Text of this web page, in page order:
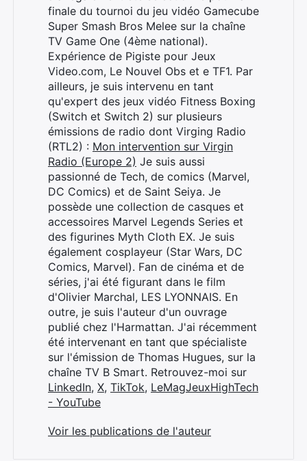
finale du tournoi du jeu vidéo Gamecube
Super Smash Bros Melee sur la chaîne
TV Game One (4ème national).
Expérience de Pigiste pour Jeux
Video.com, Le Nouvel Obs et e TF1. Par
ailleurs, je suis intervenu en tant
qu'expert des jeux vidéo Fitness Boxing
(Switch et Switch 2) sur plusieurs
émissions de radio dont Virging Radio
(RTL2) : Mon intervention sur Virgin
Radio (Europe 2) Je suis aussi
passionné de Tech, de comics (Marvel,
DC Comics) et de Saint Seiya. Je
possède une collection de casques et
accessoires Marvel Legends Series et
des figurines Myth Cloth EX. Je suis
également cosplayeur (Star Wars, DC
Comics, Marvel). Fan de cinéma et de
séries, j'ai été figurant dans le film
d'Olivier Marchal, LES LYONNAIS. En
outre, je suis l'auteur d'un ouvrage
publié chez l'Harmattan. J'ai récemment
été intervenant en tant que spécialiste
sur l'émission de Thomas Hugues, sur la
chaîne TV B Smart. Retrouvez-moi sur
LinkedIn, X, TikTok, LeMagJeuxHighTech
- YouTube
Voir les publications de l'auteur
Rechercher
: